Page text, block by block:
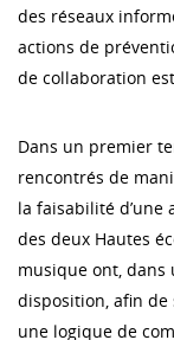
des réseaux
actions de
de collaboration
Dans un premier
rencontrés de
la faisabilité d’une
des deux Hautes
musique ont, dans
disposition, afin de
une logique de